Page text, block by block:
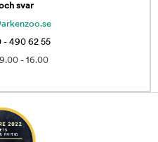
svar
- 490 62 55
- 16.00